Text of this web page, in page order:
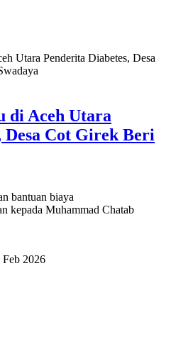
Utara Penderita Diabetes, Desa
di Aceh Utara
Desa Cot Girek Beri
bantuan biaya
kepada Muhammad Chatab
2026